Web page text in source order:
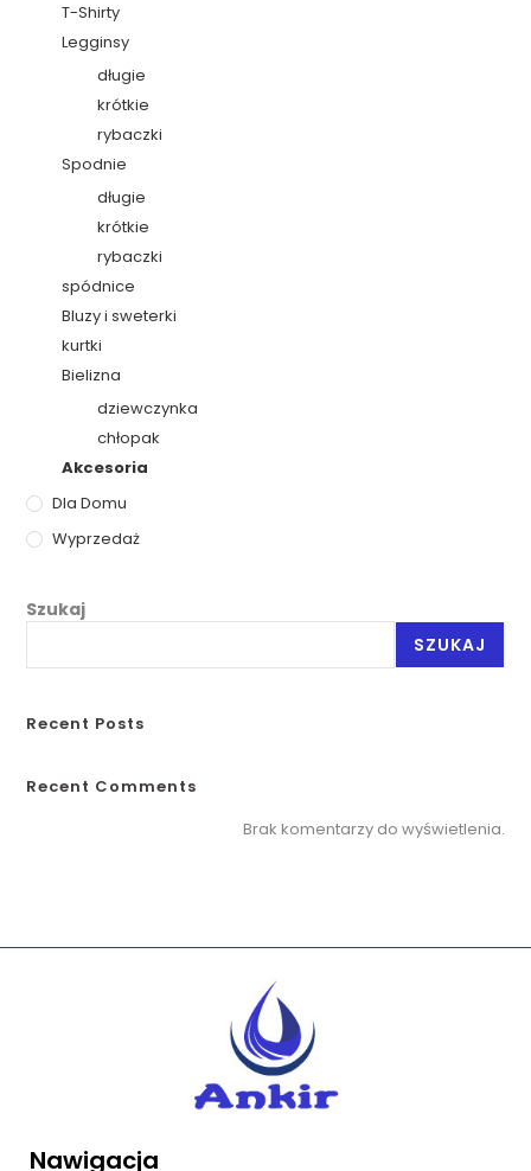
T-Shirty
Legginsy
długie
krótkie
rybaczki
Spodnie
długie
krótkie
rybaczki
spódnice
Bluzy i sweterki
kurtki
Bielizna
dziewczynka
chłopak
Akcesoria
Dla Domu
Wyprzedaż
Szukaj
SZUKAJ
Recent Posts
Recent Comments
Brak komentarzy do wyświetlenia.
Nawigacja